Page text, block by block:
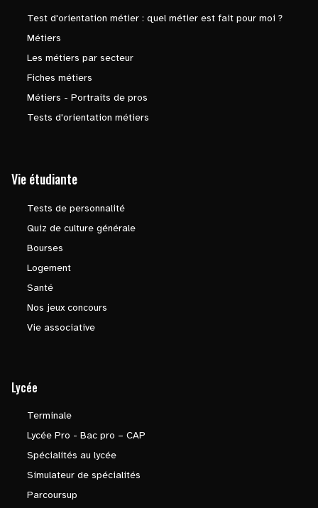
Test d'orientation métier : quel métier est fait pour moi ?
Métiers
Les métiers par secteur
Fiches métiers
Métiers - Portraits de pros
Tests d'orientation métiers
Vie étudiante
Tests de personnalité
Quiz de culture générale
Bourses
Logement
Santé
Nos jeux concours
Vie associative
Lycée
Terminale
Lycée Pro - Bac pro – CAP
Spécialités au lycée
Simulateur de spécialités
Parcoursup